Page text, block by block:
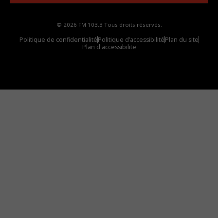
© 2026 FM 103,3 Tous droits réservés.
Politique de confidentialitéPolitique d’accessibilitéPlan du site
Plan d'accessibilite